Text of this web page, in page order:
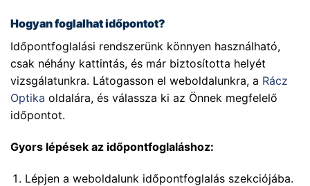
Hogyan foglalhat időpontot?
Időpontfoglalási rendszerünk könnyen használható,
csak néhány kattintás, és már biztosította helyét
vizsgálatunkra. Látogasson el weboldalunkra, a Rácz
Optika oldalára, és válassza ki az Önnek megfelelő
időpontot.
Gyors lépések az időpontfoglaláshoz:
Lépjen a weboldalunk időpontfoglalás szekciójába.